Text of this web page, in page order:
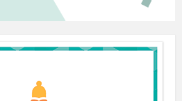
ми значення
на це запитання , треба
відбувається під час